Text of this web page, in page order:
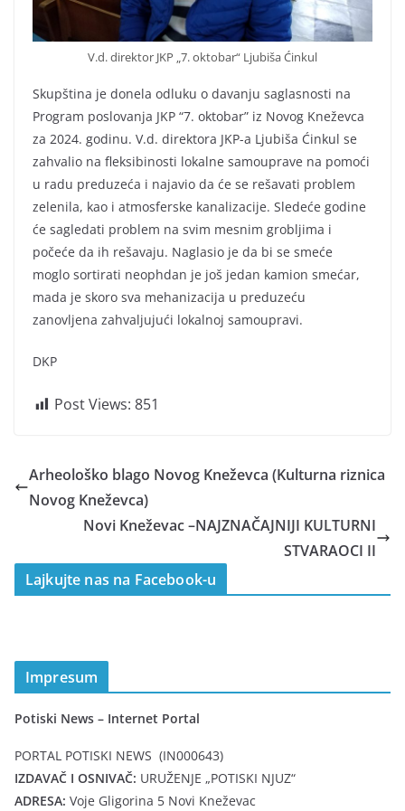
V.d. direktor JKP „7. oktobar“ Ljubiša Ćinkul
Skupština je donela odluku o davanju saglasnosti na
Program poslovanja JKP “7. oktobar” iz Novog Kneževca
za 2024. godinu. V.d. direktora JKP-a Ljubiša Ćinkul se
zahvalio na fleksibinosti lokalne samouprave na pomoći
u radu preduzeća i najavio da će se rešavati problem
zelenila, kao i atmosferske kanalizacije. Sledeće godine
će sagledati problem na svim mesnim grobljima i
počeće da ih rešavaju. Naglasio je da bi se smeće
moglo sortirati neophdan je još jedan kamion smećar,
mada je skoro sva mehanizacija u preduzeću
zanovljena zahvaljujući lokalnoj samoupravi.
DKP
Post Views: 851
Arheološko blago Novog Kneževca (Kulturna riznica
Novog Kneževca)
Novi Kneževac –NAJZNAČAJNIJI KULTURNI
STVARAOCI II
Lajkujte nas na Facebook-u
Impresum
Potiski News – Internet Portal
PORTAL POTISKI NEWS (IN000643)
IZDAVAČ I OSNIVAČ: URUŽENJE „POTISKI NJUZ“
ADRESA: Voje Gligorina 5 Novi Kneževac